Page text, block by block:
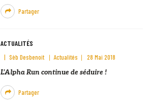
Partager
ACTUALITÉS
Sèb Desbenoit Actualités
28 Mai 2018
L’Alpha Run continue de séduire !
Partager